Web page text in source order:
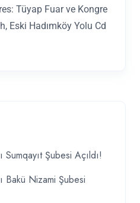
Tüyap Fuar ve Kongre
Eski Hadımköy Yolu Cd
Şubesi Açıldı!
Bakü Nizami Şubesi